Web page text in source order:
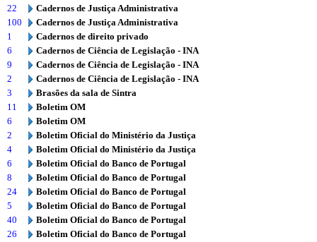
22
Cadernos de Justiça Administrativa
100
Cadernos de Justiça Administrativa
1
Cadernos de direito privado
6
Cadernos de Ciência de Legislação - INA
9
Cadernos de Ciência de Legislação - INA
2
Cadernos de Ciência de Legislação - INA
3
Brasões da sala de Sintra
11
Boletim OM
6
Boletim OM
2
Boletim Oficial do Ministério da Justiça
4
Boletim Oficial do Ministério da Justiça
6
Boletim Oficial do Banco de Portugal
8
Boletim Oficial do Banco de Portugal
24
Boletim Oficial do Banco de Portugal
5
Boletim Oficial do Banco de Portugal
40
Boletim Oficial do Banco de Portugal
26
Boletim Oficial do Banco de Portugal